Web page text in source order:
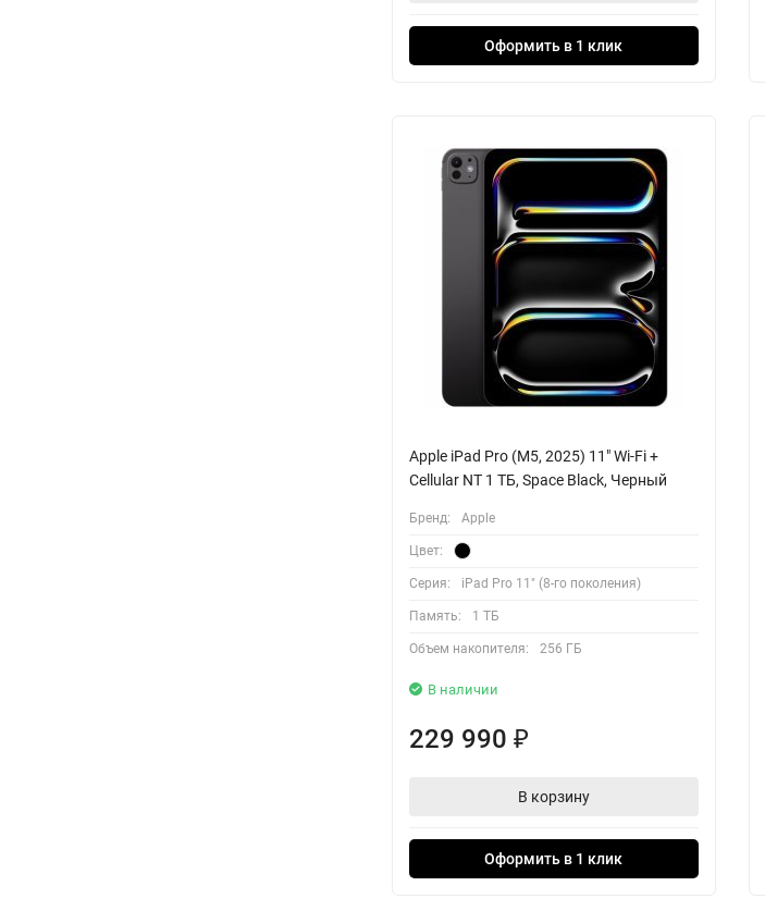
Оформить в 1 клик
Apple iPad Pro (M5, 2025) 11" Wi-Fi +
Cellular NT 1 ТБ, Space Black, Черный
Бренд: Apple
Цвет:
Серия: iPad Pro 11" (8-го поколения)
Память: 1 ТБ
Объем накопителя: 256 ГБ
В наличии
229 990 ₽
В корзину
Оформить в 1 клик